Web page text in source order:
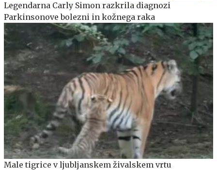
Legendarna Carly Simon razkrila diagnozi
Parkinsonove bolezni in kožnega raka
Male tigrice v ljubljanskem živalskem vrtu